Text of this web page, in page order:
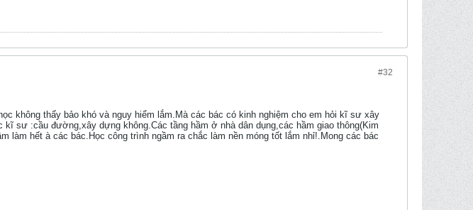
#32
không thấy bảo khó và nguy hiểm lắm.Mà các bác có kinh nghiệm cho em hỏi kĩ sư xây
sư :cầu đường,xây dựng không.Các tầng hầm ở nhà dân dụng,các hầm giao thông(Kim
làm hết à các bác.Học công trình ngầm ra chắc làm nền móng tốt lắm nhỉ!.Mong các bác